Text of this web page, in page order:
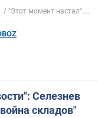
"Этот момент настал":...
Селезнев
складов"